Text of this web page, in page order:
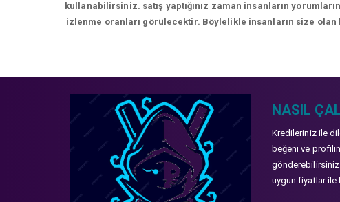
kullanabilirsiniz. satış yaptığınız zaman insanların
izlenme oranları görülecektir. Böylelikle insanların size olan
NASIL
Kredileriniz ile
beğeni ve
uygun fiyatlar ile